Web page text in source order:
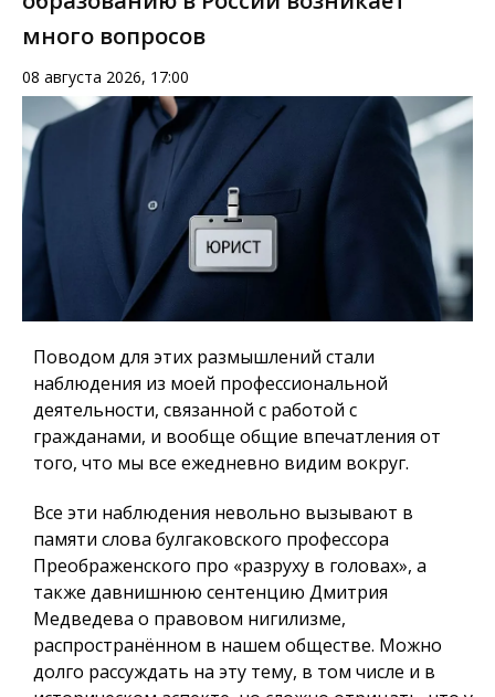
много вопросов
08 августа 2026, 17:00
Поводом для этих размышлений стали
наблюдения из моей профессиональной
деятельности, связанной с работой с
гражданами, и вообще общие впечатления от
того, что мы все ежедневно видим вокруг.
Все эти наблюдения невольно вызывают в
памяти слова булгаковского профессора
Преображенского про «разруху в головах», а
также давнишнюю сентенцию Дмитрия
Медведева о правовом нигилизме,
распространённом в нашем обществе. Можно
долго рассуждать на эту тему, в том числе и в